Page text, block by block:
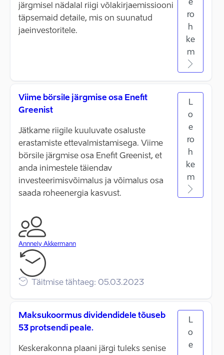
järgmisel nädalal riigi võlakirjaemissiooni
täpsemaid detaile, mis on suunatud
jaeinvestoritele.
e
ro
h
ke
m
Viime börsile järgmise osa Enefit
Greenist
Jätkame riigile kuuluvate osaluste
erastamiste ettevalmistamisega. Viime
börsile järgmise osa Enefit Greenist, et
anda inimestele täiendav
investeerimisvõimalus ja võimalus osa
saada roheenergia kasvust.
Annnely Akkermann
Täitmise tähtaeg: 05.03.2023
L
o
e
ro
h
ke
m
Maksukoormus dividendidele tõuseb
53 protsendi peale.
Keskerakonna plaani järgi tuleks senise
L
o
e